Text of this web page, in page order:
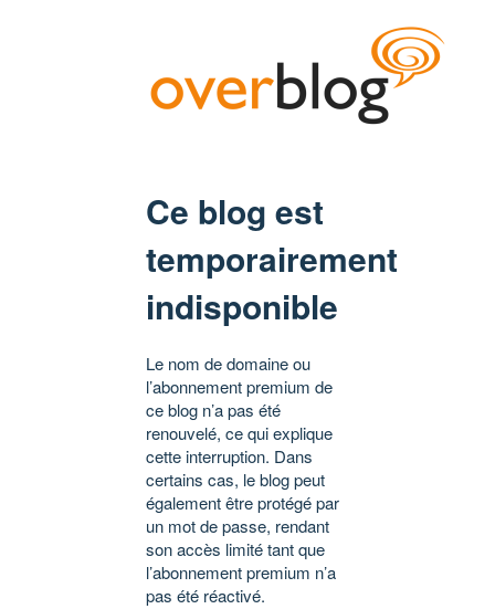
Ce blog est
temporairement
indisponible
Le nom de domaine ou
l’abonnement premium de
ce blog n’a pas été
renouvelé, ce qui explique
cette interruption. Dans
certains cas, le blog peut
également être protégé par
un mot de passe, rendant
son accès limité tant que
l’abonnement premium n’a
pas été réactivé.